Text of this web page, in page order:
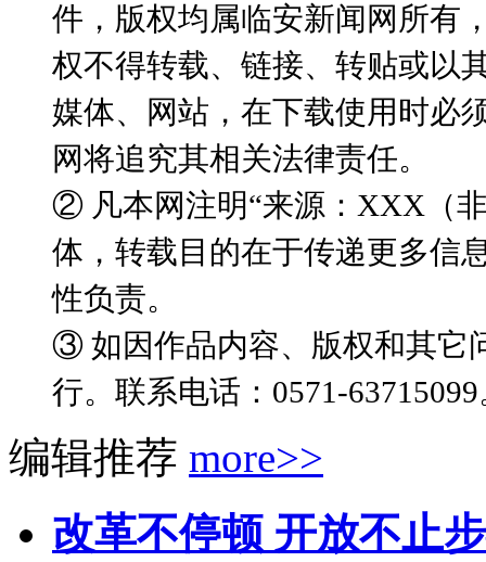
件，版权均属临安新闻网所有
权不得转载、链接、转贴或以
媒体、网站，在下载使用时必
网将追究其相关法律责任。
② 凡本网注明“来源：XXX（
体，转载目的在于传递更多信
性负责。
③ 如因作品内容、版权和其它
行。联系电话：0571-63715099
编辑推荐 more>>
改革不停顿 开放不止